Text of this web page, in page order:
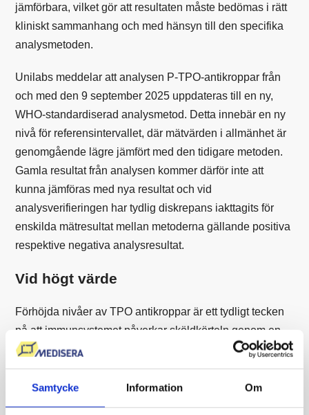
Samtycke Information Om
jämförbara, vilket gör att resultaten måste bedömas i rätt
kliniskt sammanhang och med hänsyn till den specifika
analysmetoden.
Unilabs meddelar att analysen P-TPO-antikroppar från
och med den 9 september 2025 uppdateras till en ny,
WHO-standardiserad analysmetod. Detta innebär en ny
nivå för referensintervallet, där mätvärden i allmänhet är
genomgående lägre jämfört med den tidigare metoden.
Gamla resultat från analysen kommer därför inte att
kunna jämföras med nya resultat och vid
analysverifieringen har tydlig diskrepans iakttagits för
enskilda mätresultat mellan metoderna gällande positiva
respektive negativa analysresultat.
Vid högt värde
Förhöjda nivåer av TPO antikroppar är ett tydligt tecken
på att immunsystemet påverkar sköldkörteln genom en
autoimmun process. Detta kan leda till inflammation som
stör sköldkörtelns normala funktion och, över tid, orsakar
nedsatt hormonproduktion, vilket resulterar i hypotyreos.